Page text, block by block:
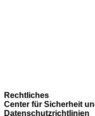
Rechtliches
Center für Sicherheit
Datenschutzrichtlinien